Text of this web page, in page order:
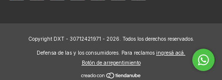
Copyright DXT - 30712421971 - 2026. Todos los derechos reservados.
Defensa de las y los consumidores. Para reclamos ingresá acá.
Botón de arrepentimiento